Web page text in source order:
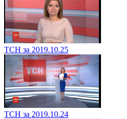
ТСН за 2019.10.25
ТСН за 2019.10.24